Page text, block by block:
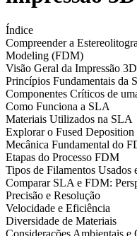
Índice
Compreender a
Modeling (FDM)
Visão Geral da Impressão
Princípios Fundamentais da
Componentes Críticos de
Como Funciona a SLA
Materiais Utilizados na SLA
Explorar o Fused
Mecânica Fundamental do
Etapas do Processo FDM
Tipos de Filamentos Usados
Comparar SLA e FDM:
Precisão e Resolução
Velocidade e Eficiência
Diversidade de Materiais
Considerações Ambientais e